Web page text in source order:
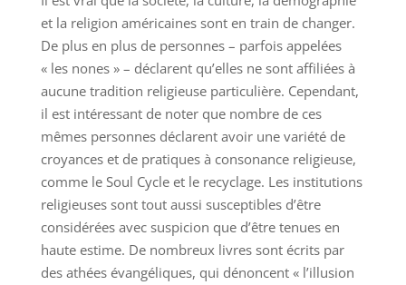
et la religion américaines sont en train de changer.
De plus en plus de personnes – parfois appelées
« les nones » – déclarent qu’elles ne sont affiliées à
aucune tradition religieuse particulière. Cependant,
il est intéressant de noter que nombre de ces
mêmes personnes déclarent avoir une variété de
croyances et de pratiques à consonance religieuse,
comme le Soul Cycle et le recyclage. Les institutions
religieuses sont tout aussi susceptibles d’être
considérées avec suspicion que d’être tenues en
haute estime. De nombreux livres sont écrits par
des athées évangéliques, qui dénoncent « l’illusion